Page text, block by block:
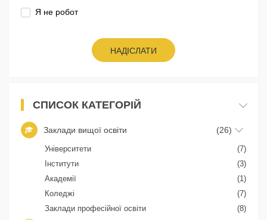
Я не робот
НАДІСЛАТИ
СПИСОК КАТЕГОРІЙ
Заклади вищої освіти (26)
Університети
(7)
Інститути
(3)
Академії
(1)
Коледжі
(7)
Заклади професійної освіти
(8)